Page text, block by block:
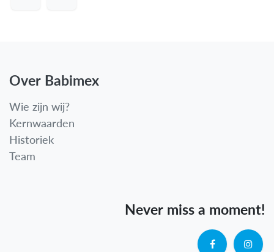
Over Babimex
Wie zijn wij?
Kernwaarden
Historiek
Team
Never miss a moment!